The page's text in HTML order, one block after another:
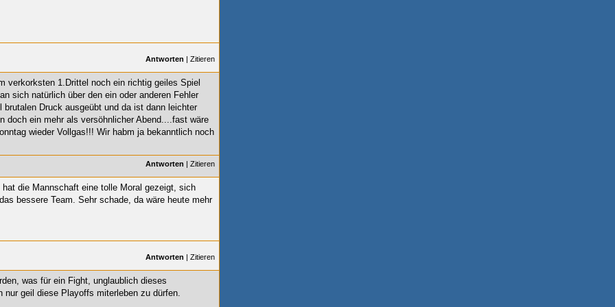
Antworten | Zitieren
verkorksten 1.Drittel noch ein richtig geiles Spiel
sich natürlich über den ein oder anderen Fehler
Druck ausgeübt und da ist dann leichter
doch ein mehr als versöhnlicher Abend....fast wäre
wieder Vollgas!!! Wir habm ja bekanntlich noch
Antworten | Zitieren
die Mannschaft eine tolle Moral gezeigt, sich
bessere Team. Sehr schade, da wäre heute mehr
Antworten | Zitieren
was für ein Fight, unglaublich dieses
geil diese Playoffs miterleben zu dürfen.